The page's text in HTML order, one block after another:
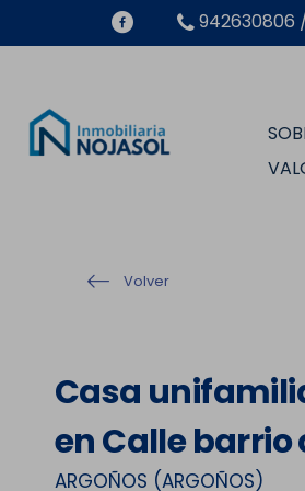
942630806
Volver
Casa
en Calle barrio
ARGOÑOS (ARGOÑOS)